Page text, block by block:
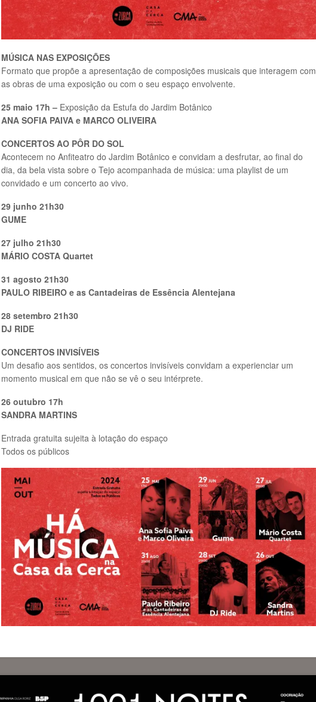
MÚSICA NAS EXPOSIÇÕES
Formato que propõe a apresentação de composições musicais que interagem com
as obras de uma exposição ou com o seu espaço envolvente.
25 maio 17h – Exposição da Estufa do Jardim Botânico
ANA SOFIA PAIVA e MARCO OLIVEIRA
CONCERTOS AO PÔR DO SOL
Acontecem no Anfiteatro do Jardim Botânico e convidam a desfrutar, ao final do
dia, da bela vista sobre o Tejo acompanhada de música: uma playlist de um
convidado e um concerto ao vivo.
29 junho 21h30
GUME
27 julho 21h30
MÁRIO COSTA Quartet
31 agosto 21h30
PAULO RIBEIRO e as Cantadeiras de Essência Alentejana
28 setembro 21h30
DJ RIDE
CONCERTOS INVISÍVEIS
Um desafio aos sentidos, os concertos invisíveis convidam a experienciar um
momento musical em que não se vê o seu intérprete.
26 outubro 17h
SANDRA MARTINS
Entrada gratuita sujeita à lotação do espaço
Todos os públicos